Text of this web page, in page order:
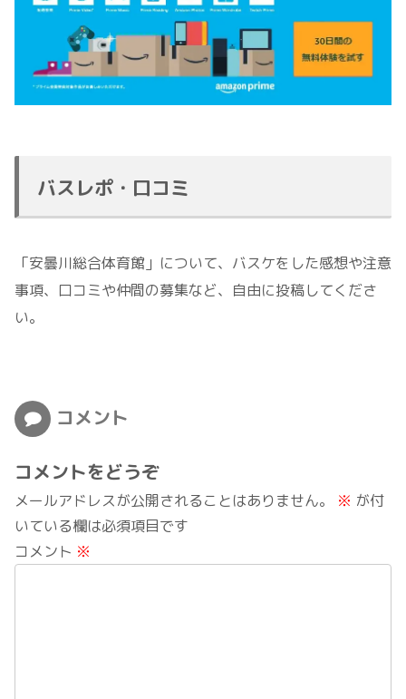
バスレポ・口コミ
「安曇川総合体育館」について、バスケをした感想や注意
事項、口コミや仲間の募集など、自由に投稿してくださ
い。
コメント
コメントをどうぞ
メールアドレスが公開されることはありません。 ※ が付
いている欄は必須項目です
コメント ※